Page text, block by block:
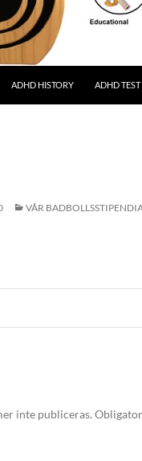
ADHD HISTORY ADHD TEST
VÅR
inte publiceras.